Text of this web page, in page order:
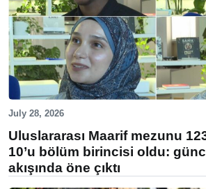
July 28, 2026
Uluslararası Maarif mezunu
10’u bölüm birincisi oldu:
akışında öne çıktı